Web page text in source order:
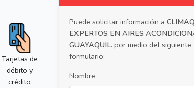
Tarjetas de
débito y
crédito
Puede solicitar información a
EXPERTOS EN AIRES
GUAYAQUIL. por medio del siguiente
formulario:
Nombre